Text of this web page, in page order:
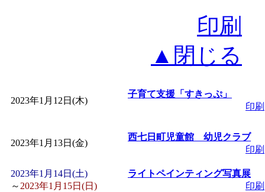
印刷
▲閉じる
2023年1月12日(木)
子育て支援「すきっぷ」
印刷
2023年1月13日(金)
西七日町児童館 幼児クラブ
印刷
2023年1月14日(土)
～ 2023年1月15日(日)
ライトペインティング写真展
印刷